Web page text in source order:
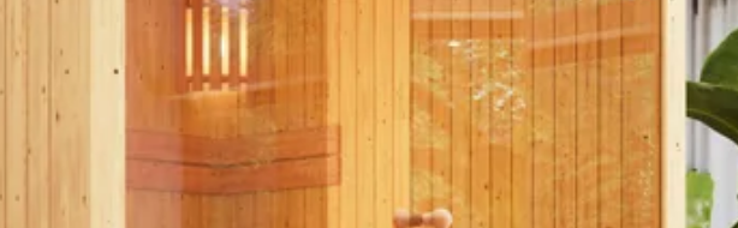
wil je de deur op een andere plek, komen de afmetingen niet helemaal uit of wil je de
135 cm
3 m2